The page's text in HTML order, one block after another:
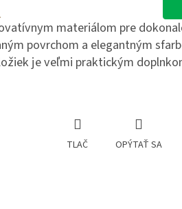
materiálom pre
povrchom a elegantným
je veľmi praktickým
TLAČ OPÝTAŤ SA